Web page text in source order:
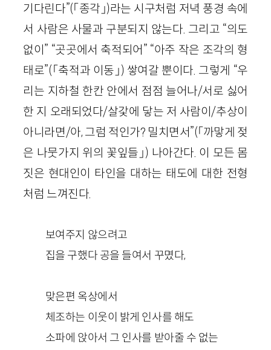
기다린다”(「종각」)라는 시구처럼 저녁 풍경 속에
서 사람은 사물과 구분되지 않는다. 그리고 “의도
없이” “곳곳에서 축적되어” “아주 작은 조각의 형
태로”(「축적과 이동」) 쌓여갈 뿐이다. 그렇게 “우
리는 지하철 한칸 안에서 점점 늘어나/서로 싫어
한 지 오래되었다/살갗에 닿는 저 사람이/추상이
아니라면/아, 그럼 적인가? 밀치면서”(「까맣게 젖
은 나뭇가지 위의 꽃잎들」) 나아간다. 이 모든 몸
짓은 현대인이 타인을 대하는 태도에 대한 전형
처럼 느껴진다.
보여주지 않으려고
집을 구했다 공을 들여서 꾸몄다,
맞은편 옥상에서
체조하는 이웃이 밝게 인사를 해도
소파에 앉아서 그 인사를 받아줄 수 없는